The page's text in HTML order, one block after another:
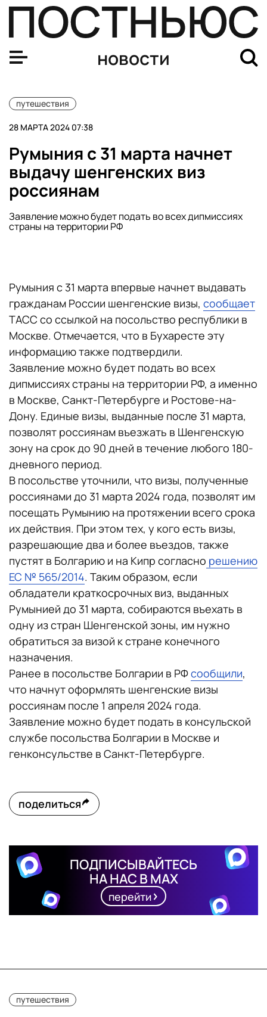
новости
путешествия
28 МАРТА 2024 07:38
Румыния с 31 марта начнет
выдачу шенгенских виз
россиянам
Заявление можно будет подать во всех дипмиссиях
страны на территории РФ
Румыния с 31 марта впервые начнет выдавать
гражданам России шенгенские визы, сообщает
ТАСС со ссылкой на посольство республики в
Москве. Отмечается, что в Бухаресте эту
информацию также подтвердили.
Заявление можно будет подать во всех
дипмиссиях страны на территории РФ, а именно
в Москве, Санкт-Петербурге и Ростове-на-
Дону. Единые визы, выданные после 31 марта,
позволят россиянам въезжать в Шенгенскую
зону на срок до 90 дней в течение любого 180-
дневного период.
В посольстве уточнили, что визы, полученные
россиянами до 31 марта 2024 года, позволят им
посещать Румынию на протяжении всего срока
их действия. При этом тех, у кого есть визы,
разрешающие два и более въездов, также
пустят в Болгарию и на Кипр согласно решению
ЕС № 565/2014. Таким образом, если
обладатели краткосрочных виз, выданных
Румынией до 31 марта, собираются въехать в
одну из стран Шенгенской зоны, им нужно
обратиться за визой к стране конечного
назначения.
Ранее в посольстве Болгарии в РФсообщили,
что начнут оформлять шенгенские визы
россиянам после 1 апреля 2024 года.
Заявление можно будет подать в консульской
службе посольства Болгарии в Москве и
генконсульстве в Санкт-Петербурге.
поделиться
ПОДПИСЫВАЙТЕСЬ
НА НАС В MAX
перейти
путешествия
Шенгенская виза может подорожать минимум на 12%